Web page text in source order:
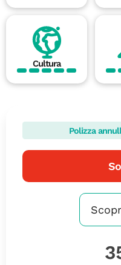
Cultura
Polizza